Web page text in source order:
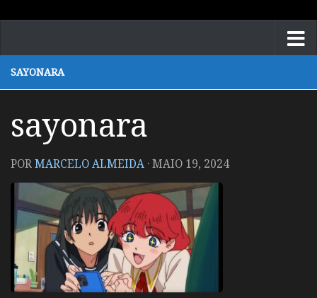
SAYONARA
sayonara
PORMARCELO ALMEIDA ·MAIO 19, 2024